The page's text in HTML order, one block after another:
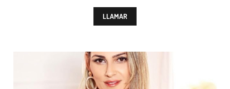
LLAMAR